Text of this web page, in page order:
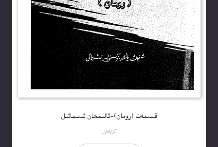
قىسمەت (رومان)-ئالىمجان ئىسمائىل
ئۇيغۇر